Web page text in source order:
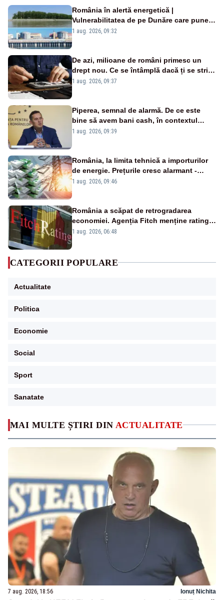
MAI MULTE ȘTIRI DIN ACTUALITATE
7 aug. 2026, 18:56 Ionuț Nichita
România în alertă energetică |
Vulnerabilitatea de pe Dunăre care pune
în pericol Centrala Cernavodă era
1 aug. 2026, 09:32
De azi, milioane de români primesc un
drept nou. Ce se întâmplă dacă ți se strică
un produs
1 aug. 2026, 09:37
Piperea, semnal de alarmă. De ce este
bine să avem bani cash, în contextul
alertei energetice?
1 aug. 2026, 09:39
România, la limita tehnică a importurilor
de energie. Prețurile cresc alarmant -
Analiză Realitatea Plus
1 aug. 2026, 09:46
România a scăpat de retrogradarea
economiei. Agenția Fitch menține ratingul
„BBB-” cu perspectivă negativă
1 aug. 2026, 06:48
CATEGORII POPULARE
Actualitate
Politica
Economie
Social
Sport
Sanatate